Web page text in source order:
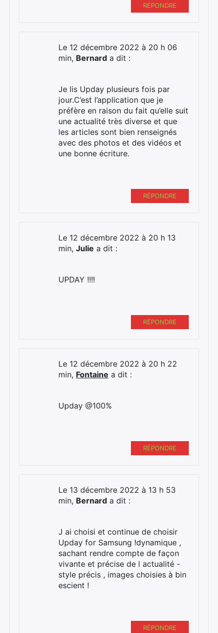
RÉPONDRE
Le 12 décembre 2022 à 20 h 06
min, Bernard a dit :
Je lis Upday plusieurs fois par
jour.C’est l’application que je
préfère en raison du fait qu’elle suit
une actualité très diverse et que
les articles sont bien renseignés
avec des photos et des vidéos et
une bonne écriture.
RÉPONDRE
Le 12 décembre 2022 à 20 h 13
min, Julie a dit :
UPDAY !!!!
RÉPONDRE
Le 12 décembre 2022 à 20 h 22
min, Fontaine a dit :
Upday @100%
RÉPONDRE
Le 13 décembre 2022 à 13 h 53
min, Bernard a dit :
J ai choisi et continue de choisir
Upday for Samsung !dynamique ,
sachant rendre compte de façon
vivante et précise de l actualité -
style précis , images choisies à bin
escient !
RÉPONDRE